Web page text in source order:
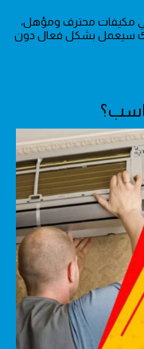
مكيفات محترف ومؤهل،
سيعمل بشكل فعال دون